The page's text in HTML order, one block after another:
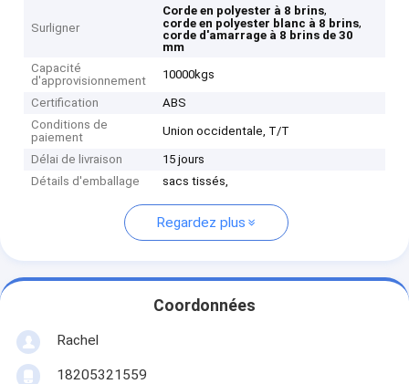
Surligner
Corde en polyester à 8 brins,
corde en polyester blanc à 8 brins,
corde d'amarrage à 8 brins de 30
mm
Capacité
d'approvisionnement
10000kgs
Certification
ABS
Conditions de
paiement
Union occidentale, T/T
Délai de livraison
15 jours
Détails d'emballage
sacs tissés,
Regardez plus
Coordonnées
Rachel
18205321559